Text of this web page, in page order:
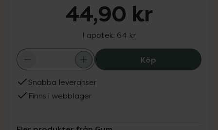
44,90 kr
I apotek: 64 kr
KöpGUM
Snabba leveranser
Finns i webblager